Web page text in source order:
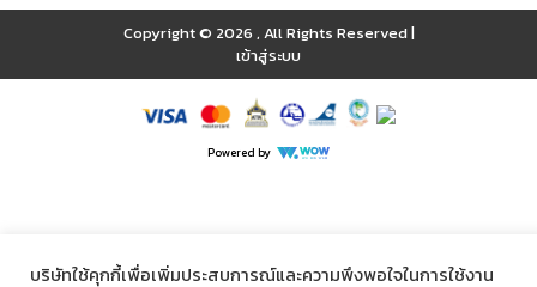
บริษัทใช้คุกกี้เพื่อเพิ่มประสบการณ์และความพึงพอใจในการใช้งาน
Copyright © 2026 , All Rights Reserved|
เข้าสู่ระบบ
Powered by